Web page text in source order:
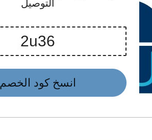
التوصيل
انسخ كود الخصم